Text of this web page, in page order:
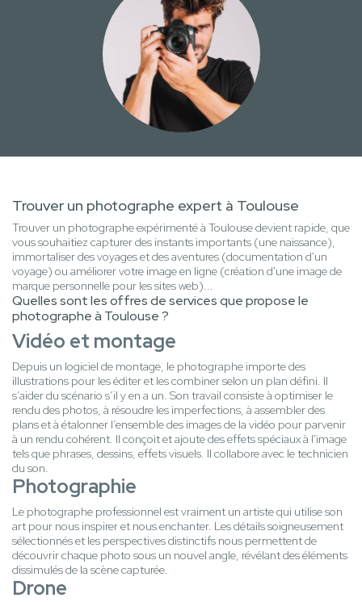
Trouver un photographe expert à Toulouse
Trouver un photographe expérimenté à Toulouse devient rapide, que
vous souhaitiez capturer des instants importants (une naissance),
immortaliser des voyages et des aventures (documentation d'un
voyage) ou améliorer votre image en ligne (création d'une image de
marque personnelle pour les sites web)...
Quelles sont les offres de services que propose le
photographe à Toulouse ?
Vidéo et montage
Depuis un logiciel de montage, le photographe importe des
illustrations pour les éditer et les combiner selon un plan défini. Il
s’aider du scénario s’il y en a un. Son travail consiste à optimiser le
rendu des photos, à résoudre les imperfections, à assembler des
plans et à étalonner l’ensemble des images de la vidéo pour parvenir
à un rendu cohérent. Il conçoit et ajoute des effets spéciaux à l'image
tels que phrases, dessins, effets visuels. Il collabore avec le technicien
du son.
Photographie
Le photographe professionnel est vraiment un artiste qui utilise son
art pour nous inspirer et nous enchanter. Les détails soigneusement
sélectionnés et les perspectives distinctifs nous permettent de
découvrir chaque photo sous un nouvel angle, révélant des éléments
dissimulés de la scène capturée.
Drone